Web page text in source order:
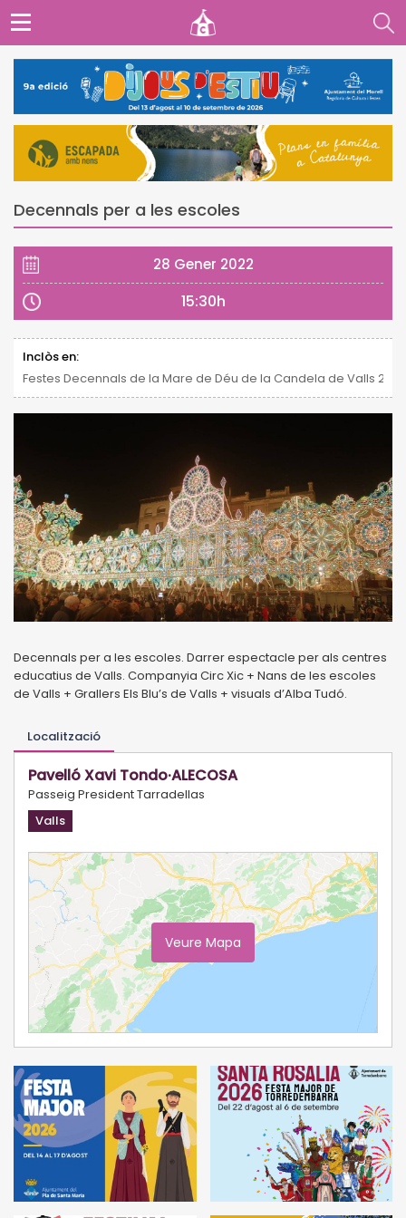
Decennals per a les escoles
28 Gener 2022
15:30h
Inclòs en:
Festes Decennals de la Mare de Déu de la Candela de Valls 2021
Decennals per a les escoles. Darrer espectacle per als centres
educatius de Valls. Companyia Circ Xic + Nans de les escoles
de Valls + Grallers Els Blu’s de Valls + visuals d’Alba Tudó.
Localització
Pavelló Xavi Tondo·ALECOSA
Passeig President Tarradellas
Valls
Veure Mapa